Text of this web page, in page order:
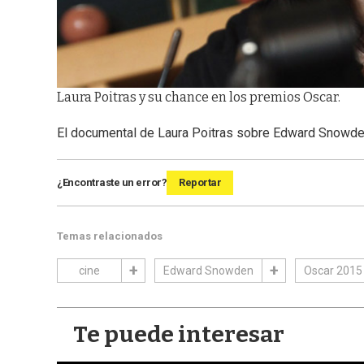
Laura Poitras y su chance en los premios Oscar.
El documental de Laura Poitras sobre Edward
¿Encontraste un error? Reportar
Temas relacionados
cine Edward Snowden Oscar 2015
Te puede interesar